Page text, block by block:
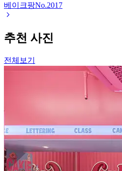
베이크팡No.2017
추천 사진
전체보기